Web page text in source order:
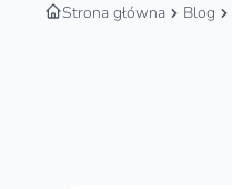
Home
Strona główna Blog